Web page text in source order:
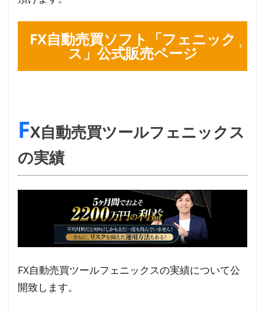
FX自動売買ソフト「フェニック
ス」公式販売ページ
FX自動売買ツールフェニックス
の実績
FX自動売買ツールフェニックスの実績について公
開致します。